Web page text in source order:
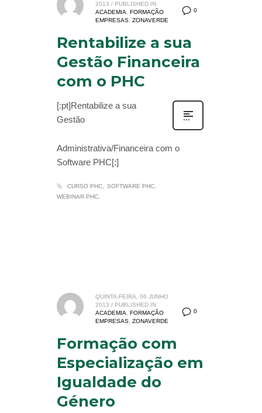
0
2013 / PUBLISHED IN
ACADEMIA
,FORMAÇÃO
EMPRESAS ,ZONAVERDE
Rentabilize a sua
Gestão Financeira
com o PHC
[:pt]Rentabilize a sua
Gestão
Administrativa/Financeira com o
Software PHC[:]
CURSO PHC
SOFTWARE PHC
WEBINAR PHC
0
QUINTA-FEIRA, 06 JUNHO
2013 / PUBLISHED IN
ACADEMIA, FORMAÇÃO
EMPRESAS,ZONAVERDE
Formação com
Especialização em
Igualdade do
Género